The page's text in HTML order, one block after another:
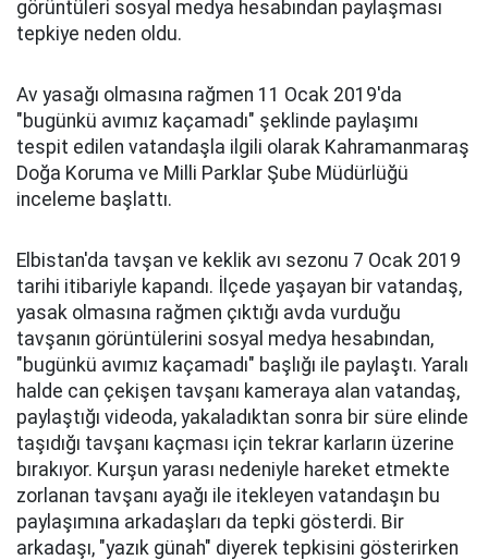
görüntüleri sosyal medya hesabından paylaşması
tepkiye neden oldu.
Av yasağı olmasına rağmen 11 Ocak 2019'da
"bugünkü avımız kaçamadı" şeklinde paylaşımı
tespit edilen vatandaşla ilgili olarak Kahramanmaraş
Doğa Koruma ve Milli Parklar Şube Müdürlüğü
inceleme başlattı.
Elbistan'da tavşan ve keklik avı sezonu 7 Ocak 2019
tarihi itibariyle kapandı. İlçede yaşayan bir vatandaş,
yasak olmasına rağmen çıktığı avda vurduğu
tavşanın görüntülerini sosyal medya hesabından,
"bugünkü avımız kaçamadı" başlığı ile paylaştı. Yaralı
halde can çekişen tavşanı kameraya alan vatandaş,
paylaştığı videoda, yakaladıktan sonra bir süre elinde
taşıdığı tavşanı kaçması için tekrar karların üzerine
bırakıyor. Kurşun yarası nedeniyle hareket etmekte
zorlanan tavşanı ayağı ile itekleyen vatandaşın bu
paylaşımına arkadaşları da tepki gösterdi. Bir
arkadaşı, "yazık günah" diyerek tepkisini gösterirken